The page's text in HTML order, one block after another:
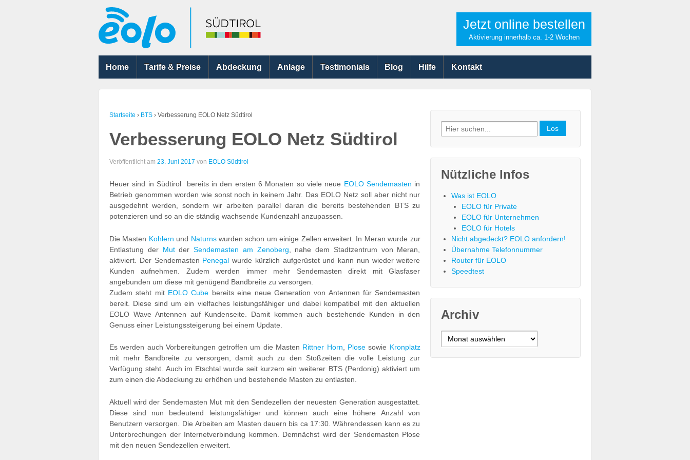
Jetzt online bestellen
Aktivierung innerhalb ca. 1-2 Wochen
Home Tarife & Preise Abdeckung Anlage Testimonials Blog Hilfe Kontakt
Startseite › BTS › Verbesserung EOLO Netz Südtirol
Verbesserung EOLO Netz Südtirol
Veröffentlicht am 23. Juni 2017 von EOLO Südtirol
Heuer sind in Südtirol bereits in den ersten 6 Monaten so viele neue EOLO Sendemasten in
Betrieb genommen worden wie sonst noch in keinem Jahr. Das EOLO Netz soll aber nicht nur
ausgedehnt werden, sondern wir arbeiten parallel daran die bereits bestehenden BTS zu
potenzieren und so an die ständig wachsende Kundenzahl anzupassen.
Die Masten Kohlern und Naturnswurden schon um einige Zellen erweitert. In Meran wurde zur
Entlastung der MutderSendemasten am Zenoberg , nahe dem Stadtzentrum von Meran,
aktiviert. Der Sendemasten Penegal wurde kürzlich aufgerüstet und kann nun wieder weitere
Kunden aufnehmen. Zudem werden immer mehr Sendemasten direkt mit Glasfaser
angebunden um diese mit genügend Bandbreite zu versorgen.
Zudem steht mit EOLO Cube bereits eine neue Generation von Antennen für Sendemasten
bereit. Diese sind um ein vielfaches leistungsfähiger und dabei kompatibel mit den aktuellen
EOLO Wave Antennen auf Kundenseite. Damit kommen auch bestehende Kunden in den
Genuss einer Leistungssteigerung bei einem Update.
Es werden auch Vorbereitungen getroffen um die Masten Rittner Horn Plosesowie Kronplatz
mit mehr Bandbreite zu versorgen, damit auch zu den Stoßzeiten die volle Leistung zur
Verfügung steht. Auch im Etschtal wurde seit kurzem ein weiterer BTS (Perdonig) aktiviert um
zum einen die Abdeckung zu erhöhen und bestehende Masten zu entlasten.
Aktuell wird der Sendemasten Mut mit den Sendezellen der neuesten Generation ausgestattet.
Diese sind nun bedeutend leistungsfähiger und können auch eine höhere Anzahl von
Benutzern versorgen. Die Arbeiten am Masten dauern bis ca 17:30. Währendessen kann es zu
Unterbrechungen der Internetverbindung kommen. Demnächst wird der Sendemasten Plose
mit den neuen Sendezellen erweitert.
Search
for:
Nützliche Infos
Was ist EOLO
EOLO für Private
EOLO für Unternehmen
EOLO für Hotels
Nicht abgedeckt? EOLO anfordern!
Übernahme Telefonnummer
Router für EOLO
Speedtest
Archiv
Archiv